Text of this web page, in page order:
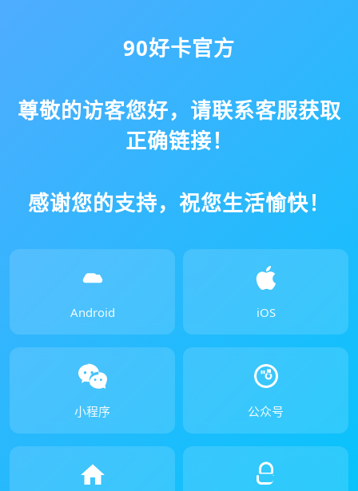
90好卡官方
尊敬的访客您好，请联系客服获取
正确链接！
感谢您的支持，祝您生活愉快！
Android iOS
小程序 公众号